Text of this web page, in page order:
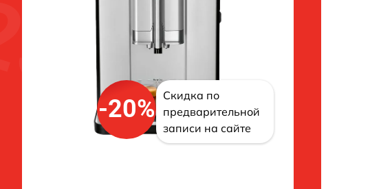
-20%
Скидка по
предварительной
записи на сайте